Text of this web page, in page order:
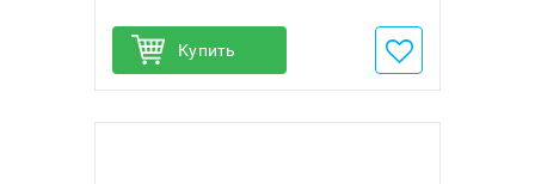
Купить
Добавить в избранное